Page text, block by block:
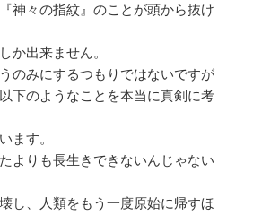
神々の指紋』のことが頭から抜け
か出来ません。
のみにするつもりではないですが
下のようなことを本当に真剣に考
ます。
よりも長生きできないんじゃない
し、人類をもう一度原始に帰すほ